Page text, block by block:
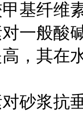
基纤维
一般酸
，其在
砂浆抗